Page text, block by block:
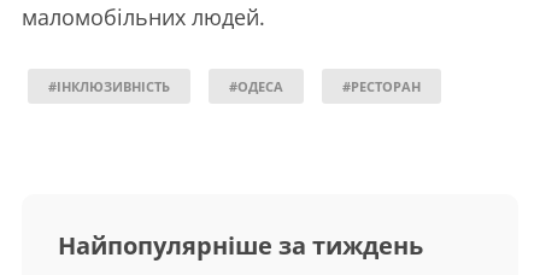
маломобільних людей.
#ІНКЛЮЗИВНІСТЬ #ОДЕСА #РЕСТОРАН
Найпопулярніше за тиждень